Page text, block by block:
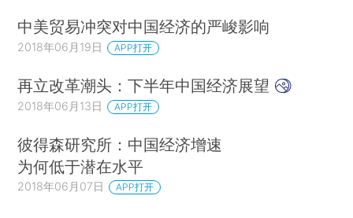
中美贸易冲突对中国经济的严峻影响
2018年06月19日 APP打开
再立改革潮头：下半年中国经济展望
2018年06月13日 APP打开
彼得森研究所：中国经济增速
为何低于潜在水平
2018年06月07日 APP打开